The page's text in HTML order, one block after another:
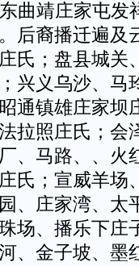
曲靖庄家屯发
后裔播迁遍及
氏；盘县城关
兴义乌沙、马
通镇雄庄家坝
拉照庄氏；会
、马路、、火
氏；宣威羊场
、庄家湾、太
场、播乐下庄
、金子坡、墨